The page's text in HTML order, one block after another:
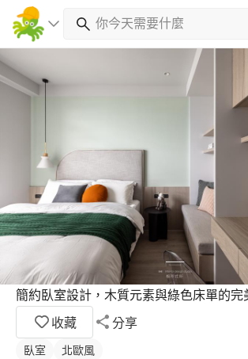
簡約臥室設計，木質元素與綠色床單的完
收藏
分享
臥室
北歐風